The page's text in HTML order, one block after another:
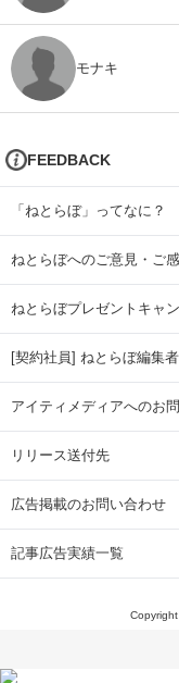
モナキ
FEEDBACK
「ねとらぼ」ってなに？
ねとらぼへのご意見・ご
ねとらぼプレゼントキャ
[契約社員] ねとらぼ編集
アイティメディアへのお
リリース送付先
広告掲載のお問い合わせ
記事広告実績一覧